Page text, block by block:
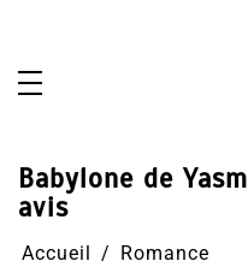
Babylone de
avis
Accueil Romance